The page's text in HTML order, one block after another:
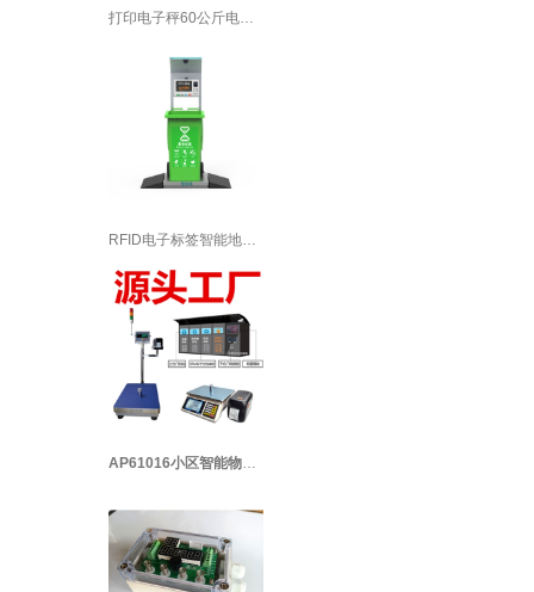
RFID电子标签智能地磅在深圳垃圾分类中